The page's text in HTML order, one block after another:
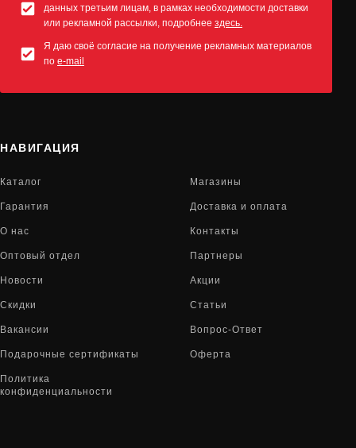
данных третьим лицам, в рамках необходимости доставки
или рекламной рассылки, подробнее здесь.
Я даю своё согласие на получение рекламных материалов
по e-mail
НАВИГАЦИЯ
Каталог Магазины
Гарантия Доставка и оплата
О нас Контакты
Оптовый отдел Партнеры
Новости Акции
Скидки Статьи
Вакансии Вопрос-Ответ
Подарочные сертификаты Оферта
Политика
конфиденциальности